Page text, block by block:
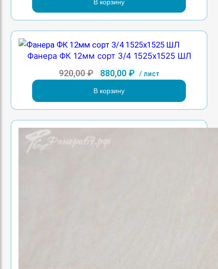
В корзину
Фанера ФК 12мм сорт 3/4 1525х1525 ШЛ
920,00₽
Первоначальная
цена
составляла
920,00 ₽.
880,00 ₽
Текущая
цена:
/ лист
В корзину